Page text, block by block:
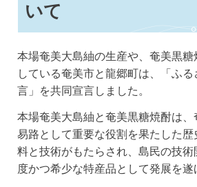
いて
本場奄美大島紬の生産や、奄美黒糖
している奄美市と龍郷町は、「ふ
言」を共同宣言しました。
本場奄美大島紬と奄美黒糖焼酎は
易路として重要な役割を果たした
料と技術がもたらされ、島民の技
度かつ希少な特産品として発展を遂